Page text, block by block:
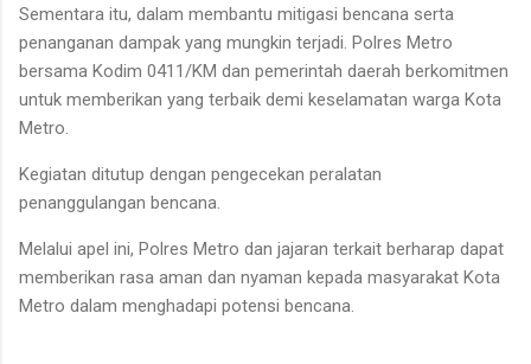
Sementara itu, dalam membantu mitigasi bencana serta
penanganan dampak yang mungkin terjadi. Polres Metro
bersama Kodim 0411/KM dan pemerintah daerah berkomitmen
untuk memberikan yang terbaik demi keselamatan warga Kota
Metro.
Kegiatan ditutup dengan pengecekan peralatan
penanggulangan bencana.
Melalui apel ini, Polres Metro dan jajaran terkait berharap dapat
memberikan rasa aman dan nyaman kepada masyarakat Kota
Metro dalam menghadapi potensi bencana.